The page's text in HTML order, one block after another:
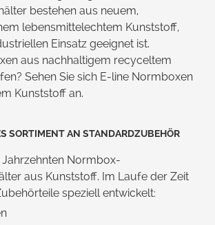
bestehen aus neuem,
lebensmittelechtem Kunststoff,
Einsatz geeignet ist.
aus nachhaltigem recyceltem
Sehen Sie sich E-line Normboxen
Kunststoff an.
Sortiment an Standardzubehör
Normbox-
aus Kunststoff. Im Laufe der Zeit
speziell entwickelt: